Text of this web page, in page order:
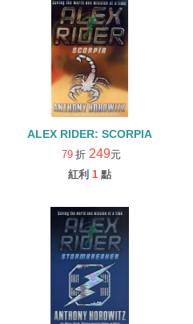
ALEX RIDER: SCORPIA
79 折 249元
紅利 1 點